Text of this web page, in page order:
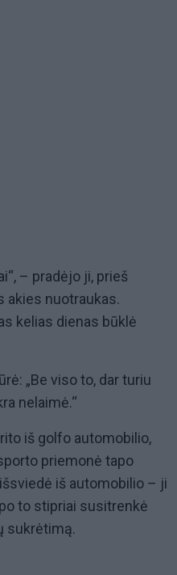
– pradėjo ji, prieš
akies nuotraukas.
kelias dienas būklė
„Be viso to, dar turiu
nelaimė.“
iš golfo automobilio,
priemonė tapo
iš automobilio – ji
to stipriai susitrenkė
sukrėtimą.